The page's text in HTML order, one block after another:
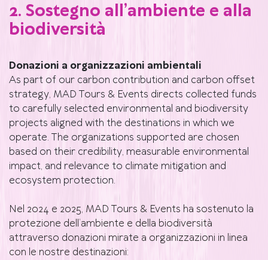
2. Sostegno all’ambiente e alla
biodiversità
Donazioni a organizzazioni ambientali
As part of our carbon contribution and carbon offset
strategy, MAD Tours & Events directs collected funds
to carefully selected environmental and biodiversity
projects aligned with the destinations in which we
operate. The organizations supported are chosen
based on their credibility, measurable environmental
impact, and relevance to climate mitigation and
ecosystem protection.
Nel 2024 e 2025, MAD Tours & Events ha sostenuto la
protezione dell’ambiente e della biodiversità
attraverso donazioni mirate a organizzazioni in linea
con le nostre destinazioni: